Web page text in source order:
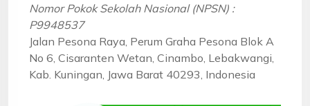
Nomor Pokok Sekolah Nasional (NPSN) :
P9948537
Jalan Pesona Raya, Perum Graha Pesona Blok A
No 6, Cisaranten Wetan, Cinambo, Lebakwangi,
Kab. Kuningan, Jawa Barat 40293, Indonesia